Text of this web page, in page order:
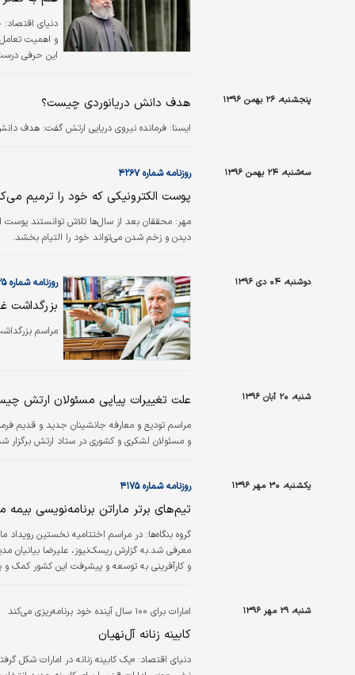
دنیای اقتصاد:
و اهمیت
این حرفی
پنجشنبه، ۲۶ بهمن ۱۳۹۶ هدف دانش دریانوردی چیست؟
ايسنا: فرمانده نیروی دریایی ارتش گفت: هدف
سه‌شنبه، ۲۴ بهمن ۱۳۹۶ روزنامه شماره ۴۲۶۷
پوست الکترونیکی که خود را ترمیم
مهر: محققان بعد از سال‌ها تلاش توانستند پوست
دیدن و زخم شدن می‌تواند خود را التیام بخشد.
دوشنبه، ۰۴ دی ۱۳۹۶ روزنامه شماره ۴۲۲۵
بزرگداشت
مراسم
شنبه، ۲۰ آبان ۱۳۹۶ علت تغییرات پیاپی مسئولان ارتش
مراسم تودیع و معارفه جانشینان جدید و قدیم
و مسئولان لشکری و کشوری در ستاد ارتش برگزار
یکشنبه، ۳۰ مهر ۱۳۹۶ روزنامه شماره ۴۱۷۵
تیم‌های برتر ماراتن برنامه‌نویسی
گروه بنگاه‌ها: در مراسم اختتامیه نخستین رویداد
معرفی شد.به گزارش ریسک‌نیوز، علیرضا
و کارآفرینی به توسعه و پیشرفت این کشور کمک و
شنبه، ۲۹ مهر ۱۳۹۶ امارات برای ۱۰۰ سال آینده خود برنامه‌ریزی می‌کند
کابینه زنانه آل‌نهیان
دنیای اقتصاد: